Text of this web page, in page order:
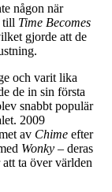
någon när
till Time Becomes
gjorde att de
och varit lika
de in sin första
snabbt populär
2009
av Chime efter
Wonky – deras
ta över världen